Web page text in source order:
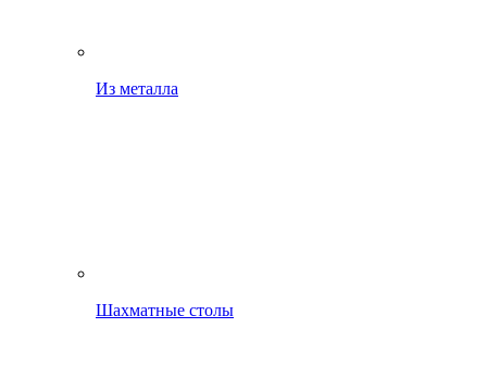
Из металла
Шахматные столы